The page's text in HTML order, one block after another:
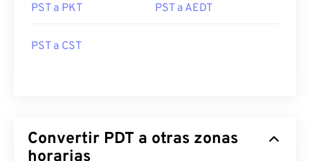
PST a PKT PST a AEDT
PST a CST
Convertir PDT a otras zonas